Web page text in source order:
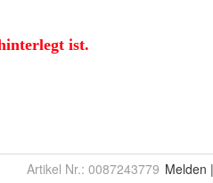
Artikel Nr.: 0087243779 Melden |